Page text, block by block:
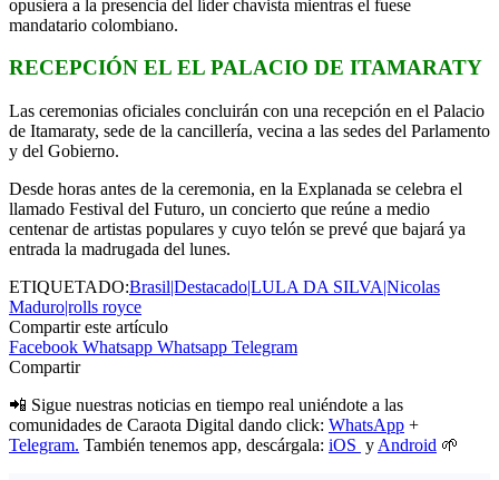
opusiera a la presencia del líder chavista mientras el fuese
mandatario colombiano.
RECEPCIÓN EL EL PALACIO DE ITAMARATY
Las ceremonias oficiales concluirán con una recepción en el Palacio
de Itamaraty, sede de la cancillería, vecina a las sedes del Parlamento
y del Gobierno.
Desde horas antes de la ceremonia, en la Explanada se celebra el
llamado Festival del Futuro, un concierto que reúne a medio
centenar de artistas populares y cuyo telón se prevé que bajará ya
entrada la madrugada del lunes.
ETIQUETADO:Brasil|Destacado|LULA DA SILVA|Nicolas
Maduro|rolls royce
Compartir este artículo
Facebook Whatsapp Whatsapp Telegram
Compartir
📲 Sigue nuestras noticias en tiempo real uniéndote a las
comunidades de Caraota Digital dando click: WhatsApp +
Telegram. También tenemos app, descárgala: iOS y Android 🌱